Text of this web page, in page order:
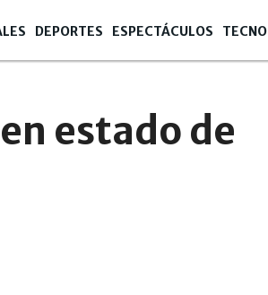
DEPORTES ESPECTÁCULOS TECNO
estado de